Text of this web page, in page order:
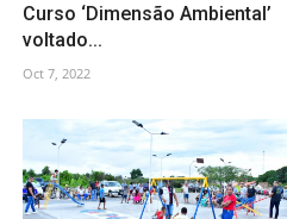
Curso ‘Dimensão Ambiental’
voltado...
Oct 7, 2022